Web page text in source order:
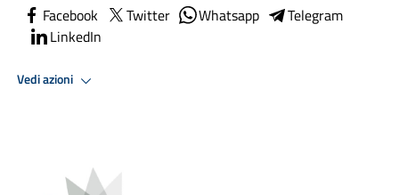
Facebook Twitter Whatsapp
Telegram
LinkedIn
Vedi azioni